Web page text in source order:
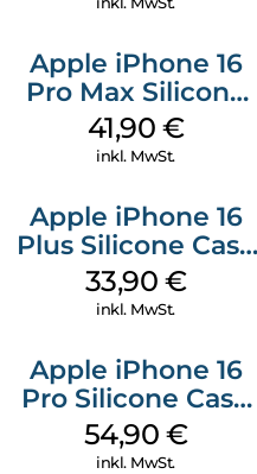
Apple iPhone 16
Pro Max Silicone
Case MagSafe
Ultramarine
41,90 €
inkl. MwSt.
Apple iPhone 16
Plus Silicone Case
MagSafe Lake
Green
33,90 €
inkl. MwSt.
Apple iPhone 16
Pro Silicone Case
MagSafe Black
54,90 €
inkl. MwSt.